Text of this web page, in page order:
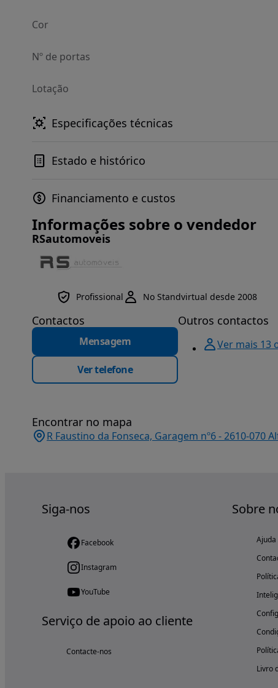
Cor
Nº de portas
Lotação
Especificações técnicas
Estado e histórico
Financiamento e custos
Informações sobre o vendedor
RSautomoveis
Profissional No Standvirtual desde 2008
Contactos
Mensagem
Ver telefone
Outros contactos
Ver mais 13
Encontrar no mapa
R Faustino da Fonseca, Garagem nº6 - 2610-
Siga-nos
Facebook
Instagram
YouTube
Serviço de apoio ao cliente
Contacte-nos
Sobre
Ajuda
Livro